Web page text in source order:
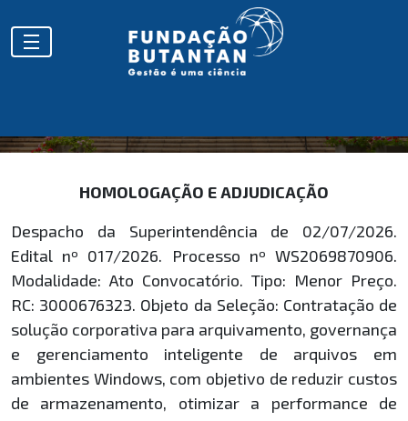
HOMOLOGAÇÕES
HOMOLOGAÇÃO E ADJUDICAÇÃO
Despacho da Superintendência de 02/07/2026.
Edital nº 017/2026. Processo nº WS2069870906.
Modalidade: Ato Convocatório. Tipo: Menor Preço.
RC: 3000676323. Objeto da Seleção: Contratação de
solução corporativa para arquivamento, governança
e gerenciamento inteligente de arquivos em
ambientes Windows, com objetivo de reduzir custos
de armazenamento, otimizar a performance de